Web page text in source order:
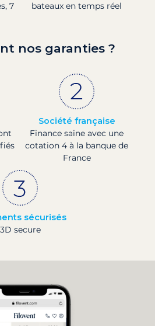
7
bateaux en temps réel
nos garanties ?
Société française
Finance saine avec une
cotation 4 à la banque de
France
sécurisés
3D secure